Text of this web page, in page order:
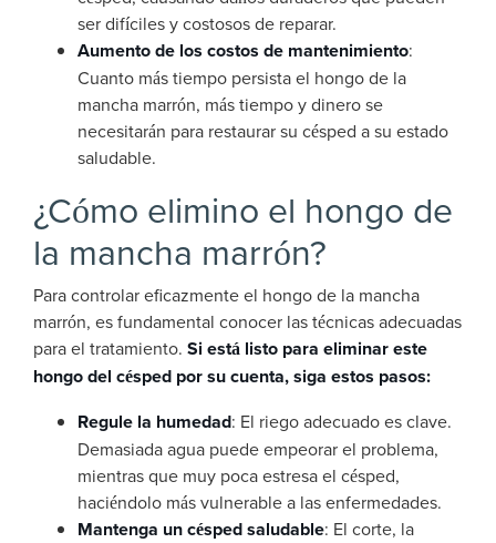
ser difíciles y costosos de reparar.
Aumento de los costos de mantenimiento:
Cuanto más tiempo persista el hongo de la
mancha marrón, más tiempo y dinero se
necesitarán para restaurar su césped a su estado
saludable.
¿Cómo elimino el hongo de
la mancha marrón?
Para controlar eficazmente el hongo de la mancha
marrón, es fundamental conocer las técnicas adecuadas
para el tratamiento. Si está listo para eliminar este
hongo del césped por su cuenta, siga estos pasos:
Regule la humedad: El riego adecuado es clave.
Demasiada agua puede empeorar el problema,
mientras que muy poca estresa el césped,
haciéndolo más vulnerable a las enfermedades.
Mantenga un césped saludable: El corte, la